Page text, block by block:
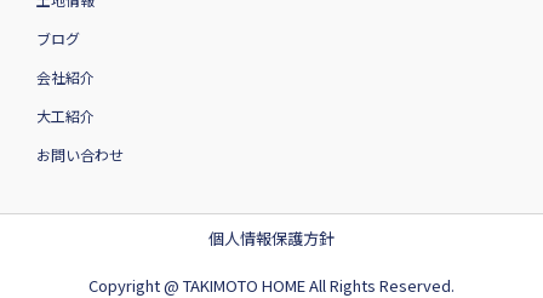
ブログ
会社紹介
大工紹介
お問い合わせ
個人情報保護方針
Copyright @ TAKIMOTO HOME All Rights Reserved.